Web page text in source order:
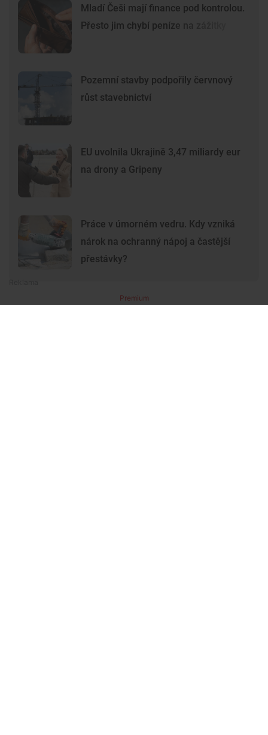
Mladí Češi mají finance pod kontrolou.
Přesto jim chybí peníze na zážitky
Pozemní stavby podpořily červnový
růst stavebnictví
EU uvolnila Ukrajině 3,47 miliardy eur
na drony a Gripeny
Práce v úmorném vedru. Kdy vzniká
nárok na ochranný nápoj a častější
přestávky?
Premium